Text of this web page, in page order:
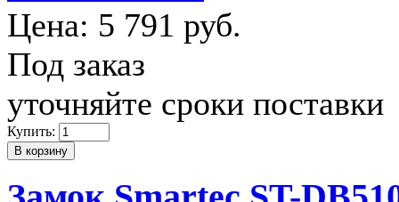
Цена: 5 791 руб.
Под заказ
уточняйте сроки поставки
Купить: